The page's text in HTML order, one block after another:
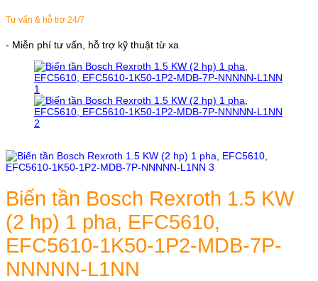
Tư vấn & hỗ trợ 24/7
- Miễn phí tư vấn, hỗ trợ kỹ thuật từ xa
Biến tần Bosch Rexroth 1.5 KW
(2 hp) 1 pha, EFC5610,
EFC5610-1K50-1P2-MDB-7P-
NNNNN-L1NN